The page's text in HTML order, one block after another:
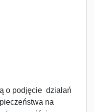
o podjęcie działań
na